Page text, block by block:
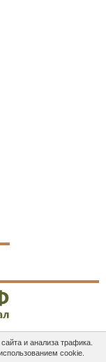
Контакты
и анализа трафика.
cookie.